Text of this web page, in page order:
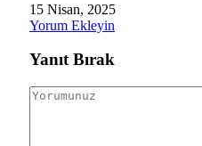
15 Nisan, 2025
Yorum Ekleyin
Yanıt Bırak